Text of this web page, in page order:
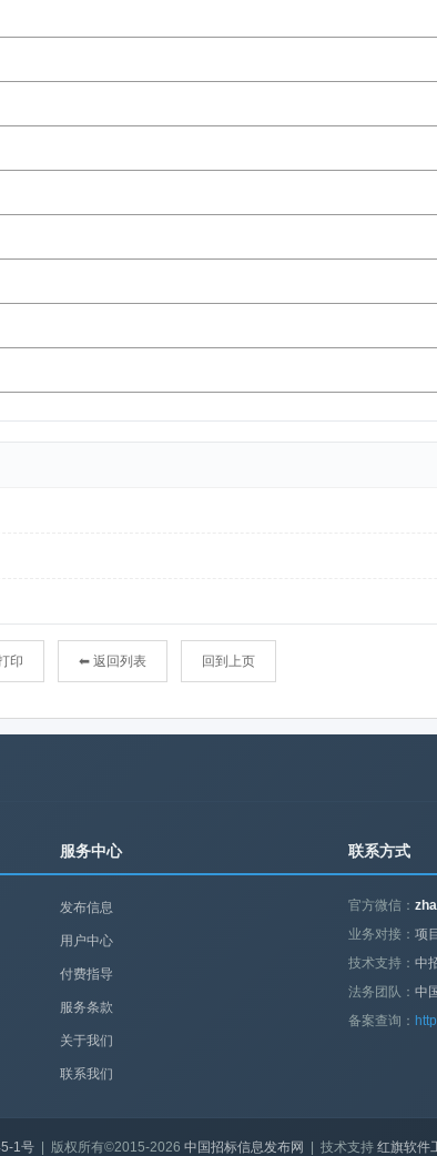
印 ⬅ 返回列表 回到上页
服务中心
发布信息
用户中心
付费指导
服务条款
关于我们
联系我们
联系方式
官方微信：
业务对接：项
技术支持：中
法务团队：中
备案查询：
1号 | 版权所有©2015-2026 中国招标信息发布网 | 技术支持 红旗软件